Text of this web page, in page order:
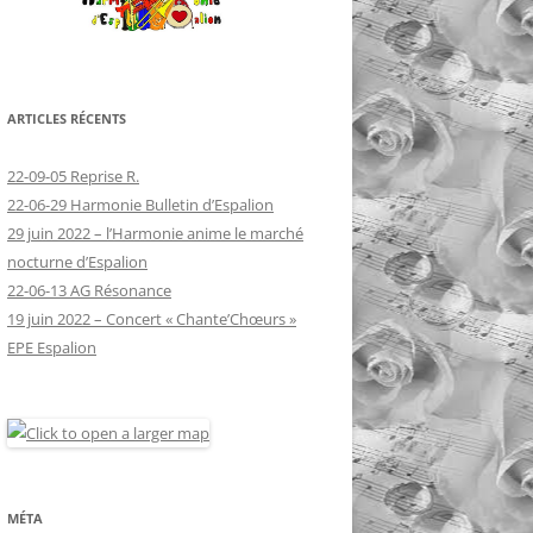
ARTICLES RÉCENTS
22-09-05 Reprise R.
22-06-29 Harmonie Bulletin d’Espalion
29 juin 2022 – l’Harmonie anime le marché
nocturne d’Espalion
22-06-13 AG Résonance
19 juin 2022 – Concert « Chante’Chœurs »
EPE Espalion
MÉTA